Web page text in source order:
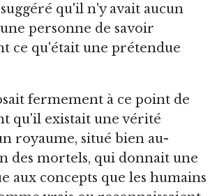
qu'il n'y avait aucun
personne de savoir
ce qu'était une prétendue
fermement à ce point de
qu'il existait une vérité
royaume, situé bien au-
des mortels, qui donnait une
aux concepts que les humains